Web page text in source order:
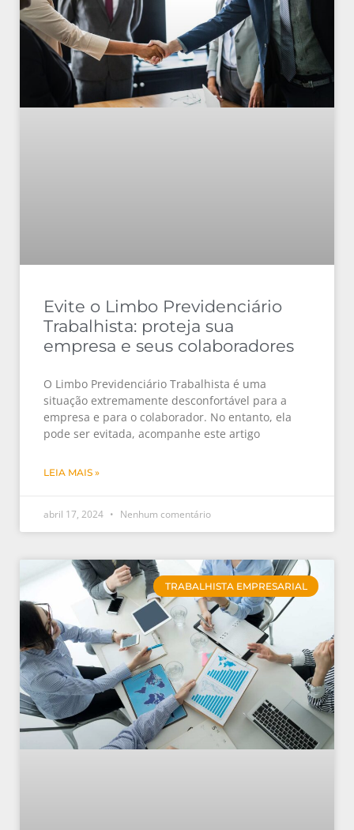
Evite o Limbo Previdenciário
Trabalhista: proteja sua
empresa e seus colaboradores
O Limbo Previdenciário Trabalhista é uma
situação extremamente desconfortável para a
empresa e para o colaborador. No entanto, ela
pode ser evitada, acompanhe este artigo
LEIA MAIS »
abril 17, 2024 Nenhum comentário
TRABALHISTA EMPRESARIAL